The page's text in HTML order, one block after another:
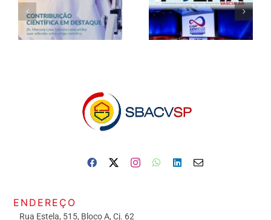
ENDEREÇO
Rua Estela, 515, Bloco A, Cj. 62